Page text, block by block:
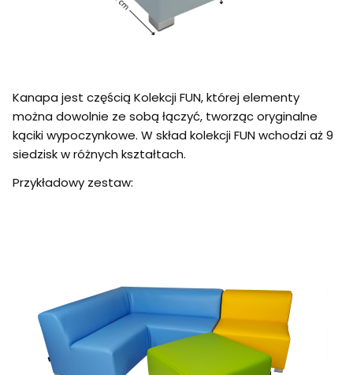
Kanapa jest częścią Kolekcji FUN, której elementy
można dowolnie ze sobą łączyć, tworząc oryginalne
kąciki wypoczynkowe. W skład kolekcji FUN wchodzi aż 9
siedzisk w różnych kształtach.
Przykładowy zestaw: